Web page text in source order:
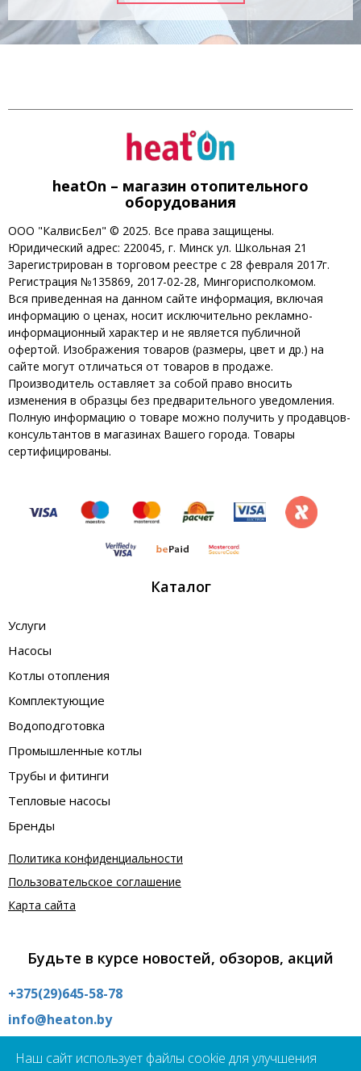
heatOn – магазин отопительного
оборудования
ООО "КалвисБел" © 2025. Все права защищены.
Юридический адрес: 220045, г. Минск ул. Школьная 21
Зарегистрирован в торговом реестре с 28 февраля 2017г.
Регистрация №135869, 2017-02-28, Мингорисполкомом.
Вся приведенная на данном сайте информация, включая
информацию о ценах, носит исключительно рекламно-
информационный характер и не является публичной
офертой. Изображения товаров (размеры, цвет и др.) на
сайте могут отличаться от товаров в продаже.
Производитель оставляет за собой право вносить
изменения в образцы без предварительного уведомления.
Полную информацию о товаре можно получить у продавцов-
консультантов в магазинах Вашего города. Товары
сертифицированы.
Каталог
Услуги
Насосы
Котлы отопления
Комплектующие
Водоподготовка
Промышленные котлы
Трубы и фитинги
Тепловые насосы
Бренды
Политика конфиденциальности
Пользовательское соглашение
Карта сайта
Будьте в курсе новостей, обзоров, акций
+375(29)645-58-78
info@heaton.by
09:00 - 21:00 без выходных
Наш сайт использует файлы cookie для улучшения